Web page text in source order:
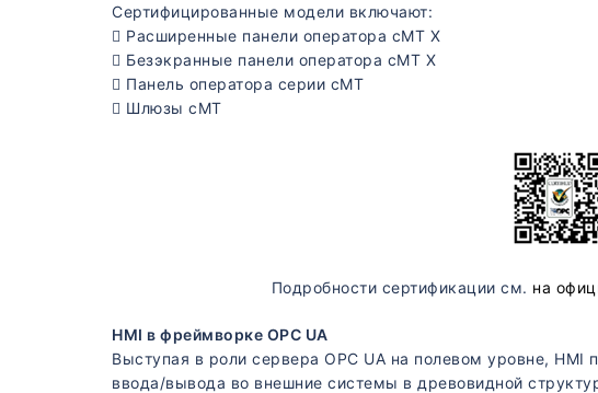
Сертифицированные модели включают:
 Расширенные панели оператора cMT X
 Безэкранные панели оператора cMT X
 Панель оператора серии cMT
 Шлюзы cMT
Подробности сертификации см. на
HMI в фреймворке OPC UA
Выступая в роли сервера OPC UA на полевом уровне,
ввода/вывода во внешние системы в древовидной